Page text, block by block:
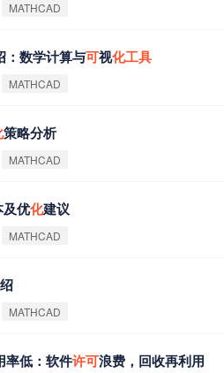
MATHCAD
：数学计算与可视化工具
MATHCAD
策略分析
MATHCAD
优化建议
MATHCAD
MATHCAD
率低：软件许可浪费，回收再利用